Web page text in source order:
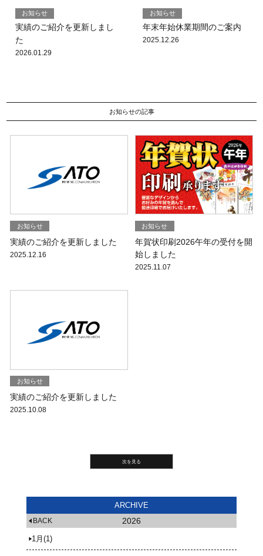
お知らせ
実績のご紹介を更新しまし
た
2026.01.29
お知らせ
年末年始休業期間のご案内
2025.12.26
お知らせの記事
お知らせ
実績のご紹介を更新しました
2025.12.16
お知らせ
年賀状印刷2026午年の受付を開
始しました
2025.11.07
お知らせ
実績のご紹介を更新しました
2025.10.08
ARCHIVE
BACK 2026
1月(1)